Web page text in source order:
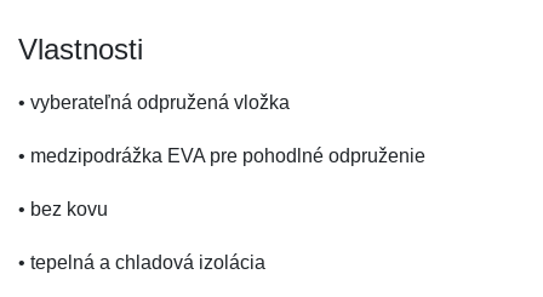
Vlastnosti
• vyberateľná odpružená vložka
• medzipodrážka EVA pre pohodlné odpruženie
• bez kovu
• tepelná a chladová izolácia